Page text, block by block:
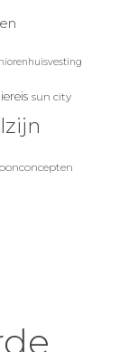
sun city